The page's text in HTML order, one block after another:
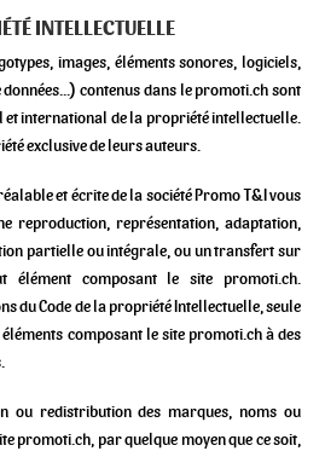
INTELLECTUELLE
images, éléments sonores, logiciels,
données...) contenus dans le promoti.ch sont
international de la propriété intellectuelle.
exclusive de leurs auteurs.
et écrite de la société Promo T&I vous
reproduction, représentation, adaptation,
partielle ou intégrale, ou un transfert sur
composant le site promoti.ch.
du Code de la propriété Intellectuelle, seule
composant le site promoti.ch à des
ou redistribution des marques, noms ou
promoti.ch, par quelque moyen que ce soit,